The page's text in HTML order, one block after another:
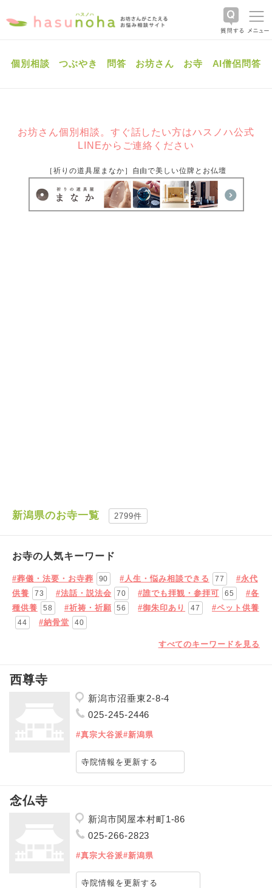
個別相談 つぶやき 問答 お坊さん お寺 AI僧侶問答
お坊さん個別相談。すぐ話したい方はハスノハ公式
LINEからご連絡ください
［祈りの道具屋まなか］自由で美しい位牌とお仏壇
新潟県のお寺一覧 2799件
お寺の人気キーワード
#葬儀・法要・お寺葬 90 #人生・悩み相談できる 77
#永代
供養
73 #法話・説法会 70 #誰でも拝観・参拝可 65
#各
種供養
58 #祈祷・祈願 56 #御朱印あり 47 #ペット供養
44 #納骨堂 40
すべてのキーワードを見る
西尊寺
新潟市沼垂東2-8-4
025-245-2446
#真宗大谷派#新潟県
寺院情報を更新する
念仏寺
新潟市関屋本村町1-86
025-266-2823
#真宗大谷派#新潟県
寺院情報を更新する